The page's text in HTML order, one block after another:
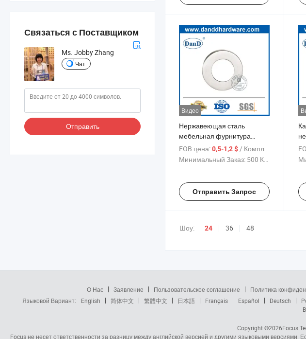
Связаться с Поставщиком
Ms. Jobby Zhang
Чат
Отправить
Видео
Нержавеющая сталь
мебельная фурнитура
круглая ручка с эскутчоном и
розеткой
FOB цена:0,5-1,2 $/ Комплект
Минимальный Заказ: 500 Комплекты
Отправить Запрос
Шоу: 24 36 48
О Нас Заявление Пользовательское соглашение Политика
Языковой Вариант:
English 简体中文 繁體中文 日本語 Français Español Deutsch
Copyright ©2026Focus
Focus не несет ответственности за разницу между английской версией и другими языковыми